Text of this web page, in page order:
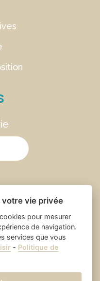
- Saint Laurent
des cookies
vie privée
pour mesurer
de navigation.
services que vous
- Politique de